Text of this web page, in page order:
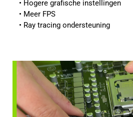
Hogere grafische instellingen
Meer FPS
Ray tracing ondersteuning